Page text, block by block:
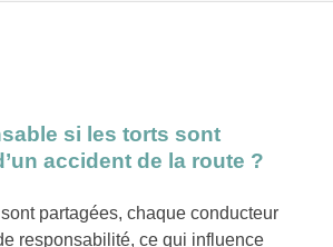
si les torts sont
accident de la route ?
partagées, chaque conducteur
responsabilité, ce qui influence